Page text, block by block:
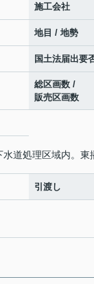
施工会社
地目 / 地勢
国土法届出要
総区画数 /
販売区画数
道処理区域内。東
引渡し